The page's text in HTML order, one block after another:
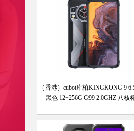
（香港）cubot库柏KINGKONG 9
黑色 12+256G G99 2.0GHZ 八核